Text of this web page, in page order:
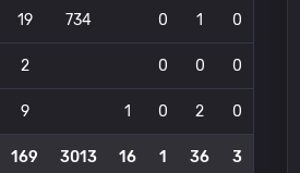
19 734 0 1 0
2 0 0 0
9 1 0 2 0
169 3013 16 1 36 3